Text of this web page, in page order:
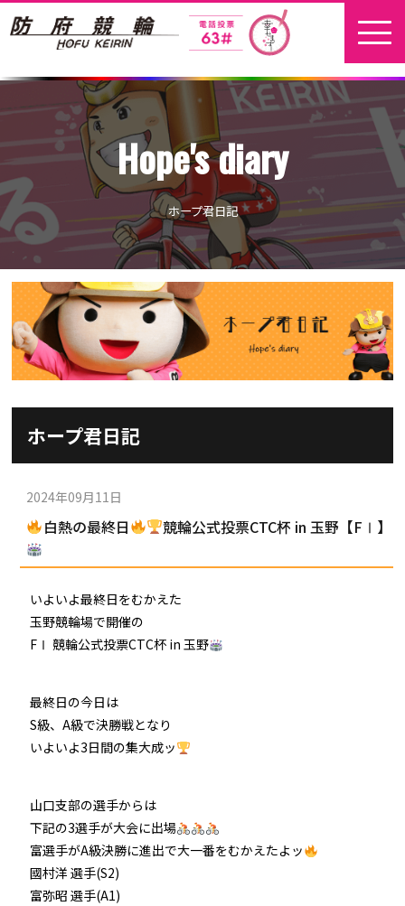
ホーム
新着情報
地元選手
お問い合わせ
開催日程
本場開催
パンフレット
出場予定選手
出走表
予想紙
イベント＆ファンサービス
Kの3本勝負（本命予想）
崖っぷちのK（穴予想）
Kの地元推し！（地元予想）
施設ガイド
施設紹介
有料席
KEIRINパーク
アクセス
車券の購入方法
歴代優勝者を紹介
協賛レース募集
横断幕掲出について
その他
ホープ君日記
Kからの挑戦状
防府競輪キャラクター
個人情報保護方針
防府競輪をお楽しみいただくために
車券の購入にのめり込む不安のある方のご相談
Hope's diary
ホープ君日記
ホープ君日記
2024年09月11日
白熱の最終日 競輪公式投票CTC杯 in 玉野【FⅠ】
いよいよ最終日をむかえた
玉野競輪場で開催の
FⅠ 競輪公式投票CTC杯 in 玉野
最終日の今日は
S級、A級で決勝戦となり
いよいよ3日間の集大成ッ
山口支部の選手からは
下記の3選手が大会に出場
富選手がA級決勝に進出で大一番をむかえたよッ
國村洋 選手(S2)
富弥昭 選手(A1)